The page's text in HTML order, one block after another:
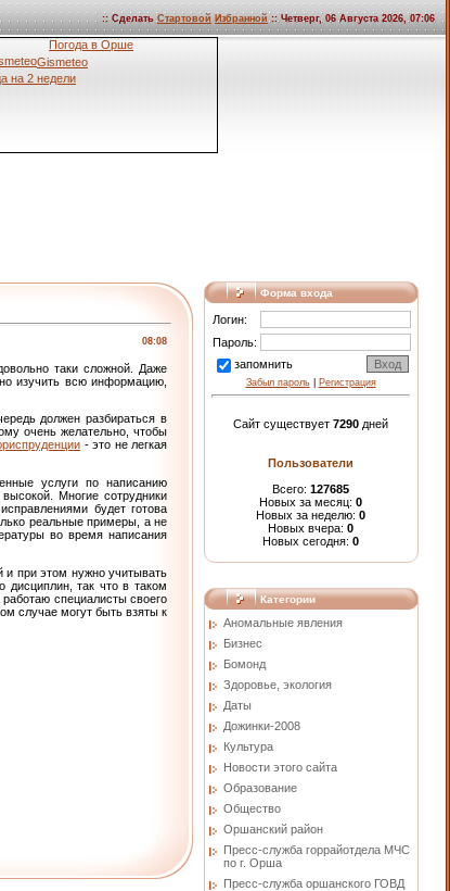
:: СделатьСтартовой Избранной :: Четверг, 06 Августа 2026, 07:06
Погода в Орше
Gismeteo
на 2 недели
08:08
таки сложной. Даже
изучить всю информацию,
должен разбираться в
очень желательно, чтобы
- это не легкая
услуги по написанию
Многие сотрудники
будет готова
реальные примеры, а не
во время написания
при этом нужно учитывать
дисциплин, так что в таком
специалисты своего
случае могут быть взяты к
Форма входа
Логин:
Пароль:
запомнить
Забыл пароль| Регистрация
Сайт существует 7290 дней
Пользователи
Всего: 127685
Новых за месяц: 0
Новых за неделю: 0
Новых вчера: 0
Новых сегодня: 0
Категории
Аномальные явления
Бизнес
Бомонд
Здоровье, экология
Даты
Дожинки-2008
Культура
Новости этого сайта
Образование
Общество
Оршанский район
Пресс-служба горрайотдела МЧС
по г. Орша
Пресс-служба оршанского ГОВД